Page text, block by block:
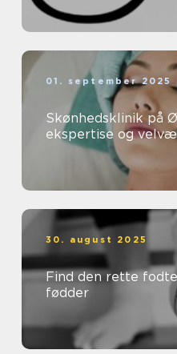
01. september 2025
Skønhedsklinik på
ekspertise og
30. august 2025
Find den rette
fødder